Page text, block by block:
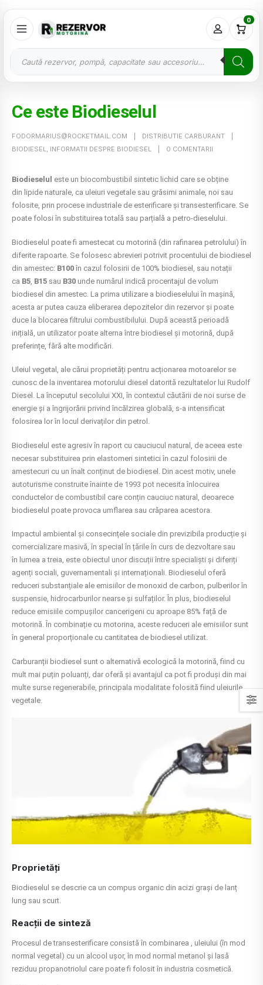
0
Ce este Biodieselul
FODORMARIUS@ROCKETMAIL.COM
DISTRIBUTIE CARBURANT
BIODIESEL, INFORMATII DESPRE BIODIESEL 0 COMENTARII
Biodieselul este un biocombustibil sintetic lichid care se obține
din lipide naturale, ca uleiuri vegetale sau grăsimi animale, noi sau
folosite, prin procese industriale de esterificare și transesterificare. Se
poate folosi în substituirea totală sau parțială a petro-dieselului.
Biodieselul poate fi amestecat cu motorină (din rafinarea petrolului) în
diferite rapoarte. Se folosesc abrevieri potrivit procentului de biodiesel
din amestec: B100 în cazul folosirii de 100% biodiesel, sau notații
ca B5 B15 sau B30 unde numărul indică procentajul de volum
biodiesel din amestec. La prima utilizare a biodieselului în mașină,
acesta ar putea cauza eliberarea depozitelor din rezervor și poate
duce la blocarea filtrului combustibilului. După această perioadă
inițială, un utilizator poate alterna între biodiesel și motorină, după
preferințe, fără alte modificări.
Uleiul vegetal, ale cărui proprietăți pentru acționarea motoarelor se
cunosc de la inventarea motorului diesel datorită rezultatelor lui Rudolf
Diesel. La începutul secolului XXI, în contextul căutării de noi surse de
energie și a îngrijorării privind încălzirea globală, s-a intensificat
folosirea lor în locul derivaților din petrol.
Biodieselul este agresiv în raport cu cauciucul natural, de aceea este
necesar substituirea prin elastomeri sintetici în cazul folosirii de
amestecuri cu un înalt conținut de biodiesel. Din acest motiv, unele
autoturisme construite înainte de 1993 pot necesita înlocuirea
conductelor de combustibil care conțin cauciuc natural, deoarece
biodieselul poate provoca umflarea sau crăparea acestora.
Impactul ambiental și consecințele sociale din previzibila producție și
comercializare masivă, în special în țările în curs de dezvoltare sau
în lumea a treia, este obiectul unor discuții între specialiști și diferiți
agenți sociali, guvernamentali și internaționali. Biodieselul oferă
reduceri substanțiale ale emisiilor de monoxid de carbon, pulberilor în
suspensie, hidrocarburilor nearse și sulfaților. În plus, biodieselul
reduce emisiile compușilor cancerigeni cu aproape 85% față de
motorină. În combinație cu motorina, aceste reduceri ale emisiilor sunt
în general proporționale cu cantitatea de biodiesel utilizat.
Carburanții biodiesel sunt o alternativă ecologică la motorină, fiind cu
mult mai puțin poluanți, dar oferă și avantajul ca pot fi produși din mai
multe surse regenerabile, principala modalitate folosită fiind uleiurile
vegetale.
Proprietăți
Biodieselul se descrie ca un compus organic din acizi grași de lanț
lung sau scurt.
Reacții de sinteză
Procesul de transesterificare consistă în combinarea , uleiului (în mod
normal vegetal) cu un alcool ușor, în mod normal metanol și lasă
reziduu propanotriolul care poate fi folosit în industria cosmetică.